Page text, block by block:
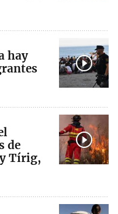
hay
de
Tírig,